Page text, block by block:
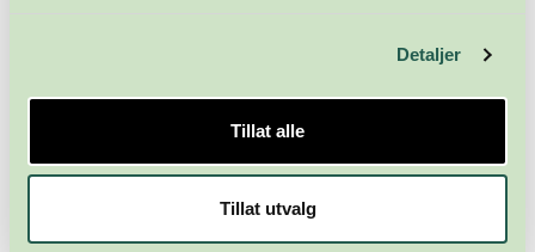
Detaljer
Tillat alle
Tillat utvalg
Meld deg på nyhetsbrevet